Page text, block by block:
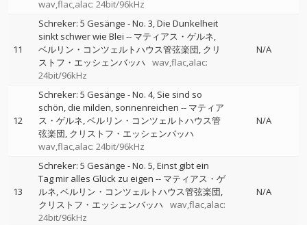
wav,flac,alac: 24bit/96kHz
11
Schreker: 5 Gesänge - No. 3, Die Dunkelheit
sinkt schwer wie Blei -- マティアス・ゲルネ
ベルリン・コンツェルトハウス管弦楽団 クリ
ストフ・エッシェンバッハ
wav,flac,alac:
24bit/96kHz
N/A
12
Schreker: 5 Gesänge - No. 4, Sie sind so
schön, die milden, sonnenreichen -- マティア
ス・ゲルネ ベルリン・コンツェルトハウス管
弦楽団 クリストフ・エッシェンバッハ
wav,flac,alac: 24bit/96kHz
N/A
13
Schreker: 5 Gesänge - No. 5, Einst gibt ein
Tag mir alles Glück zu eigen -- マティアス・ゲ
ルネ ベルリン・コンツェルトハウス管弦楽団
クリストフ・エッシェンバッハ
wav,flac,alac:
24bit/96kHz
N/A